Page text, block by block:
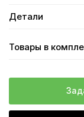
Детали
Товары в